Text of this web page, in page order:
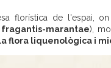
florística de l'espai, on
marantae),
flora liquenològica i